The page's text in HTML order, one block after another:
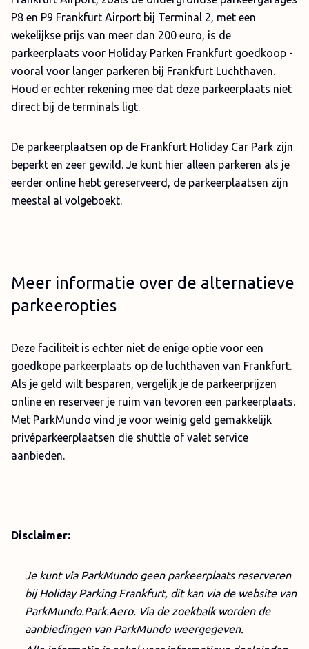
P8 en P9 Frankfurt Airport bij Terminal 2, met een
wekelijkse prijs van meer dan 200 euro, is de
parkeerplaats voor Holiday Parken Frankfurt goedkoop -
vooral voor langer parkeren bij Frankfurt Luchthaven.
Houd er echter rekening mee dat deze parkeerplaats niet
direct bij de terminals ligt.
De parkeerplaatsen op de Frankfurt Holiday Car Park zijn
beperkt en zeer gewild. Je kunt hier alleen parkeren als je
eerder online hebt gereserveerd, de parkeerplaatsen zijn
meestal al volgeboekt.
Meer informatie over de alternatieve
parkeeropties
Deze faciliteit is echter niet de enige optie voor een
goedkope parkeerplaats op de luchthaven van Frankfurt.
Als je geld wilt besparen, vergelijk je de parkeerprijzen
online en reserveer je ruim van tevoren een parkeerplaats.
Met ParkMundo vind je voor weinig geld gemakkelijk
privéparkeerplaatsen die shuttle of valet service
aanbieden.
Disclaimer:
Je kunt via ParkMundo geen parkeerplaats reserveren
bij Holiday Parking Frankfurt, dit kan via de website van
ParkMundo.Park.Aero. Via de zoekbalk worden de
aanbiedingen van ParkMundo weergegeven.